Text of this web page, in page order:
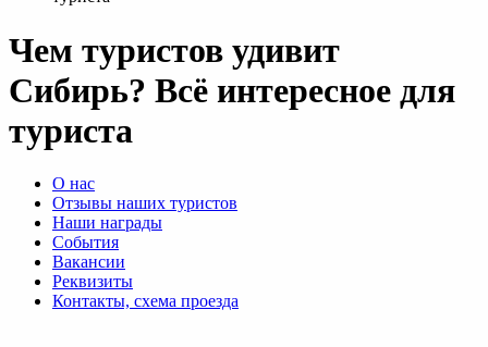
Чем туристов удивит
Сибирь? Всё интересное для
туриста
О нас
Отзывы наших туристов
Наши награды
События
Вакансии
Реквизиты
Контакты, схема проезда